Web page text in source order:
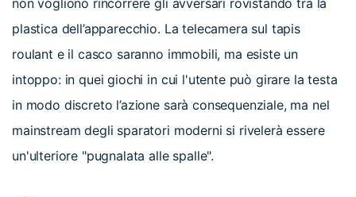
plastica dell’apparecchio. La telecamera sul tapis
roulant e il casco saranno immobili, ma esiste un
intoppo: in quei giochi in cui l'utente può girare la testa
in modo discreto l’azione sarà consequenziale, ma nel
mainstream degli sparatori moderni si rivelerà essere
un'ulteriore "pugnalata alle spalle".